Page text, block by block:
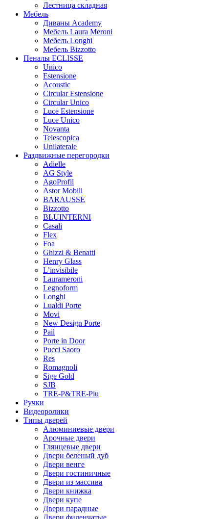
Лестница складная
Мебель
Диваны Academy
Мебель Laura Meroni
Мебель Longhi
Мебель Bizzotto
Пеналы ECLISSE
Unico
Estensione
Acoustic
Circular Estensione
Circular Unico
Luce Estensione
Luce Unico
Novanta
Telescopica
Unilaterale
Раздвижные перегородки
Adielle
AG Style
AgoProfil
Astor Mobili
BARAUSSE
Bizzotto
BLUINTERNI
Casali
Flex
Foa
Ghizzi & Benatti
Henry Glass
L’invisibile
Laurameroni
Legnoform
Longhi
Lualdi Porte
Movi
New Design Porte
Pail
Porte in Door
Pucci Saoro
Res
Romagnoli
Sige Gold
SJB
TRE-P&TRE-Piu
Ручки
Видеоролики
Типы дверей
Алюминиевые двери
Арочные двери
Глянцевые двери
Двери беленый дуб
Двери венге
Двери гостиничные
Двери из массива
Двери книжка
Двери купе
Двери парадные
Двери филенчатые